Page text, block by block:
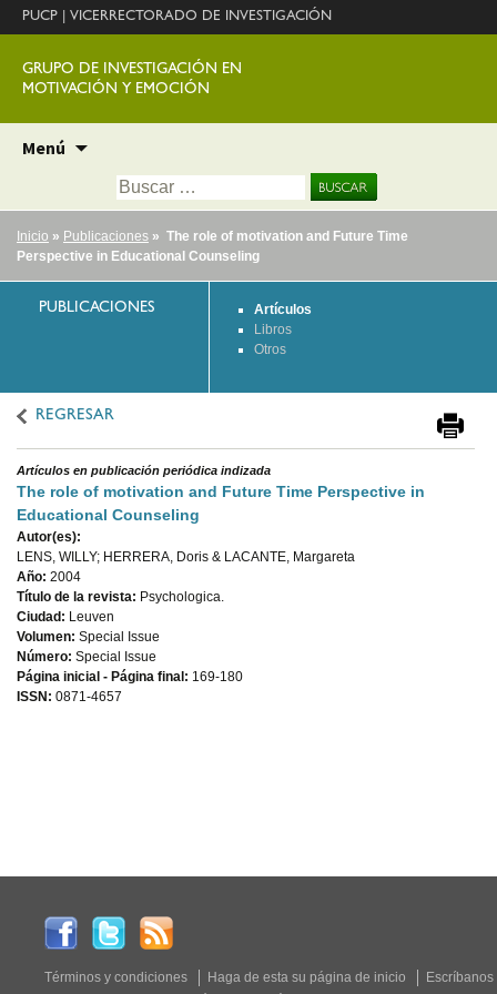
PUCP VICERRECTORADO DE INVESTIGACIÓN
GRUPO DE INVESTIGACIÓN EN
MOTIVACIÓN Y EMOCIÓN
Menú
contenido
Buscar:
Inicio » Publicaciones » The role of motivation and Future Time
Perspective in Educational Counseling
PUBLICACIONES
Artículos
Libros
Otros
REGRESAR
Artículos en publicación periódica indizada
The role of motivation and Future Time Perspective in
Educational Counseling
Autor(es):
LENS, WILLY; HERRERA, Doris & LACANTE, Margareta
Año: 2004
Título de la revista: Psychologica.
Ciudad: Leuven
Volumen: Special Issue
Número: Special Issue
Página inicial - Página final: 169-180
ISSN: 0871-4657
Términos y condiciones Haga de esta su página de inicio
Escríbanos